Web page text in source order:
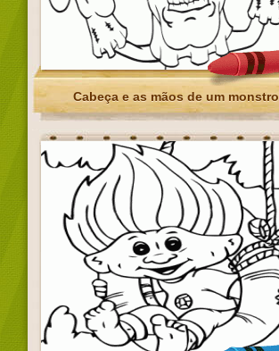
Cabeça e as mãos de um monstro